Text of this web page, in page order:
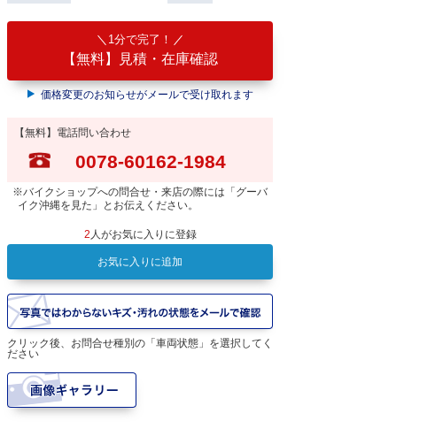
1分で完了！
【無料】見積・在庫確認
価格変更のお知らせがメールで受け取れます
【無料】電話問い合わせ
0078-60162-1984
※バイクショップへの問合せ・来店の際には「グーバ
イク沖縄を見た」とお伝えください。
2 人がお気に入りに登録
お気に入りに追加
クリック後、お問合せ種別の「車両状態」を選択してく
ださい